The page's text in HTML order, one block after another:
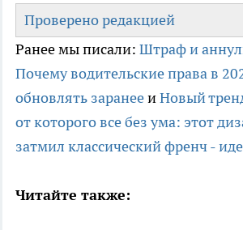
Проверено редакцией
Ранее мы писали: Штраф и
Почему водительские права в
обновлять заранееиНовый
от которого все без ума: этот
затмил классический френч -
Читайте также: